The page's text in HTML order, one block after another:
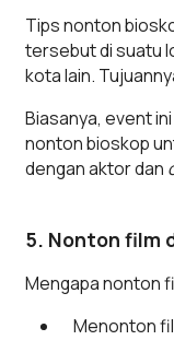
Tips nonton
tersebut di suatu
kota lain.
Biasanya, event
nonton bioskop
dengan aktor dan
5. Nonton film
Mengapa nonton
Menonton